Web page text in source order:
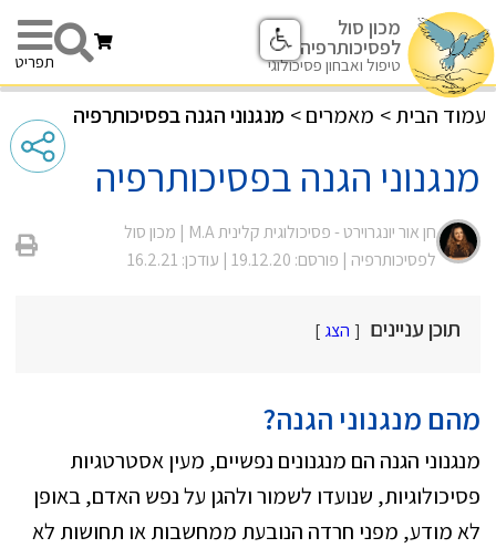
מכון סול
לפסיכותרפיה
טיפול ואבחון פסיכולוגי תפריט
מנגנוני הגנה בפסיכותרפיה > מאמרים > עמוד הבית
מנגנוני הגנה בפסיכותרפיה
חן אור יונגרוירט - פסיכולוגית קלינית M.A |
מכון סול
לפסיכותרפיה | פורסם: 19.12.20 | עודכן: 16.2.21
תוכן עניינים הצג
מהם מנגנוני הגנה?
מנגנוני הגנה הם מנגנונים נפשיים, מעין אסטרטגיות
פסיכולוגיות, שנועדו לשמור ולהגן על נפש האדם, באופן
לא מודע, מפני חרדה הנובעת ממחשבות או תחושות לא